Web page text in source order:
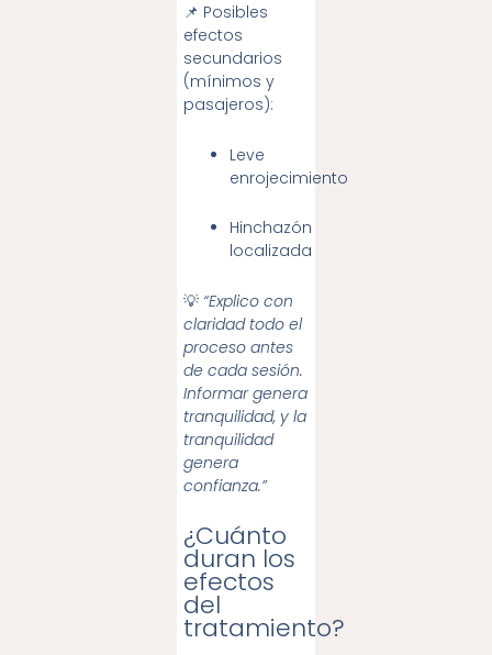
📌 Posibles
efectos
secundarios
(mínimos y
pasajeros):
Leve
enrojecimiento
Hinchazón
localizada
💡 “Explico con
claridad todo el
proceso antes
de cada sesión.
Informar genera
tranquilidad, y la
tranquilidad
genera
confianza.”
¿Cuánto
duran los
efectos
del
tratamiento?